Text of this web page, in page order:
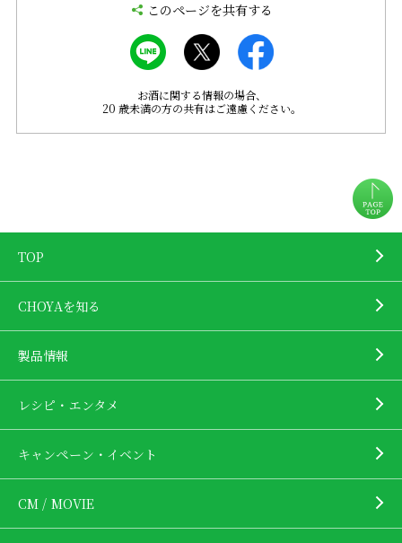
このページを共有する
お酒に関する情報の場合、
20 歳未満の方の共有はご遠慮ください。
TOP
CHOYAを知る
製品情報
レシピ・エンタメ
キャンペーン・イベント
CM / MOVIE